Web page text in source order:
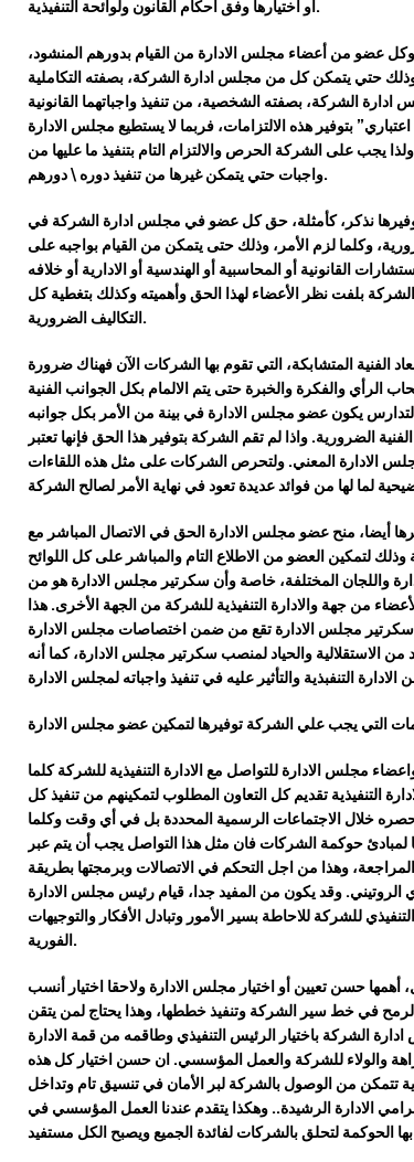
أو اختيارها وفق أحكام القانونولوائحة التنفيذية.
عضو من أعضاء مجلس الادارة من القيام بدورهم المنشود،
حتي يتمكن كل من مجلس ادارة الشركة، بصفته التكاملية
الشركة، بصفته الشخصية، من تنفيذ واجباتهما القانونية
بتوفير هذه الالتزامات، فربما لا يستطيع مجلس الادارة
ولذا يجب على الشركةالحرص والالتزامالتامبتنفيذ ما عليها من
واجباتحتي يتمكن غيرها من تنفيذ دوره \ دورهم
.
نذكر، كأمثلة، حق كل عضو في مجلس ادارة الشركة في
وكلما لزم الأمر، وذلك حتى يتمكن من القيام بواجبه على
القانونية أو المحاسبية أو الهندسية أوالادارية أوخلافه
بلفت نظر الأعضاء لهذا الحقوأهميتهوكذلكبتغطية كل
التكاليف الضرورية.
الفنية المتشابكة، التي تقوم بها الشركات الآن فهناك ضرورة
الرأي والفكرة والخبرة حتى يتم الالمام بكل الجوانب الفنية
يكون عضو مجلس الادارة في بينة من الأمر بكل جوانبه
الضرورية. واذا لم تقم الشركة بتوفير هذا الحق فإنها تعتبر
الادارة المعني.ولتحرص الشركات على مثل هذه اللقاءات
أيضا، منح عضو مجلس الادارة الحق في الاتصال المباشر مع
لتمكين العضو من الاطلاع التام والمباشر على كل اللوائح
واللجان المختلفة، خاصة وأن سكرتير مجلس الادارة هو من
من جهة والادارة التنفيذية للشركة من الجهة الأخرى. هذا
مجلس الادارة تقع من ضمن اختصاصات مجلس الادارة
من الاستقلالية والحياد لمنصب سكرتير مجلس الادارة، كما أنه
التنفبذية والتأثير عليه في تنفيذ واجباتهلمجلس الادارة
التي يجب علي الشركة توفيرها لتمكين عضو مجلس الادارة
مجلس الادارة للتواصل مع الادارة التنفيذية للشركة كلما
التنفيذية تقديم كل التعاون المطلوب لتمكينهم من تنفيذ كل
خلال الاجتماعات الرسمية المحددة بل في أي وقت وكلما
لمبادئ حوكمة الشركات فان مثل هذا التواصليجب أن يتم عبر
وهذا من اجل التحكم في الاتصالات وبرمجتها بطريقة
الروتيني.وقد يكون من المفيد جدا، قيام رئيس مجلس الادارة
للشركة للاحاطة بسير الأمور وتبادل الأفكار والتوجيهات
الفورية.
حسن تعيين أو اختيار مجلس الادارة ولاحقا اختيار أنسب
الرمح في خط سير الشركة وتنفيذ خططها، وهذا يحتاج لمن يتقن
الشركة باختيار الرئيس التنفيذي وطاقمه منقمة الادارة
والولاء للشركة والعمل المؤسسي. ان حسن اختيار كل هذه
تتمكن من الوصول بالشركة لبر الأمان في تنسيق تام وتداخل
الادارة الرشيدة.. وهكذا يتقدمعندناالعمل المؤسسيفي
الحوكمة لتحلق بالشركات لفائدة الجميع ويصبحالكل مستفيد